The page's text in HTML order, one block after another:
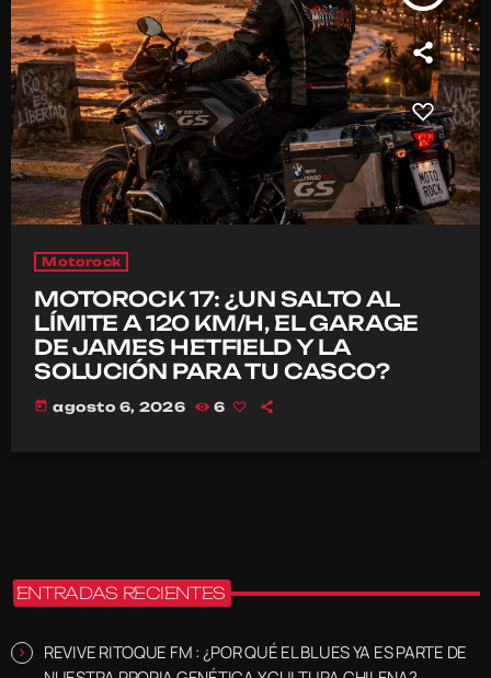
Motorock
MOTOROCK 17: ¿UN SALTO AL
LÍMITE A 120 KM/H, EL GARAGE
DE JAMES HETFIELD Y LA
SOLUCIÓN PARA TU CASCO?
today agosto 6, 2026 6
ENTRADAS RECIENTES
REVIVE RITOQUE FM : ¿POR QUÉ EL BLUES YA ES PARTE DE